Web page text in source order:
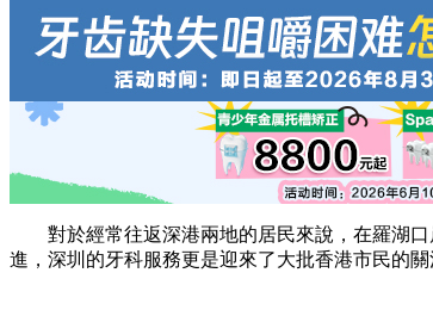
對於經常往返深港兩地的居民來說，在羅湖口
進，深圳的牙科服務更是迎來了大批香港市民的